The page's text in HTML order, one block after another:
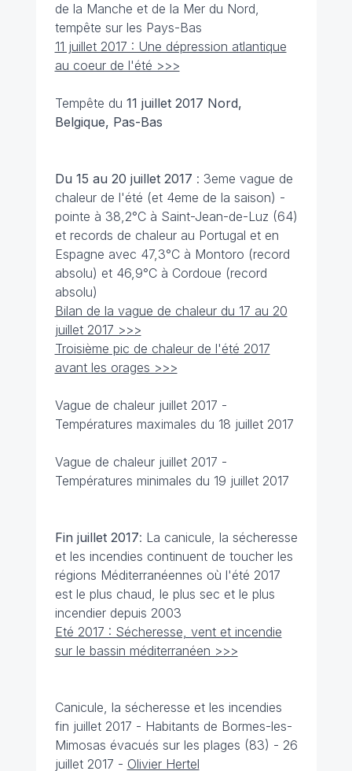
de la Manche et de la Mer du Nord,
tempête sur les Pays-Bas
11 juillet 2017 : Une dépression atlantique
au coeur de l'été >>>
Tempête du 11 juillet 2017 Nord,
Belgique, Pas-Bas
Du 15 au 20 juillet 2017 : 3eme vague de
chaleur de l'été (et 4eme de la saison) -
pointe à 38,2°C à Saint-Jean-de-Luz (64)
et records de chaleur au Portugal et en
Espagne avec 47,3°C à Montoro (record
absolu) et 46,9°C à Cordoue (record
absolu)
Bilan de la vague de chaleur du 17 au 20
juillet 2017 >>>
Troisième pic de chaleur de l'été 2017
avant les orages >>>
Vague de chaleur juillet 2017 -
Températures maximales du 18 juillet 2017
Vague de chaleur juillet 2017 -
Températures minimales du 19 juillet 2017
Fin juillet 2017: La canicule, la sécheresse
et les incendies continuent de toucher les
régions Méditerranéennes où l'été 2017
est le plus chaud, le plus sec et le plus
incendier depuis 2003
Eté 2017 : Sécheresse, vent et incendie
sur le bassin méditerranéen >>>
Canicule, la sécheresse et les incendies
fin juillet 2017 - Habitants de Bormes-les-
Mimosas évacués sur les plages (83) - 26
juillet 2017 - Olivier Hertel